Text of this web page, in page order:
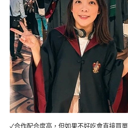
✓合作配合度高，但如果不好吃會直接買單